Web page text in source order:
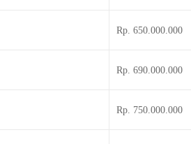
Rp. 650.000.000
Rp. 690.000.000
Rp. 750.000.000